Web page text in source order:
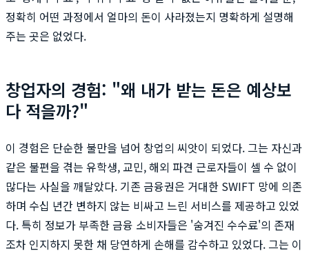
정확히 어떤 과정에서 얼마의 돈이 사라졌는지 명확하게 설명해
주는 곳은 없었다.
창업자의 경험: "왜 내가 받는 돈은 예상보
다 적을까?"
이 경험은 단순한 불만을 넘어 창업의 씨앗이 되었다. 그는 자신과
같은 불편을 겪는 유학생, 교민, 해외 파견 근로자들이 셀 수 없이
많다는 사실을 깨달았다. 기존 금융권은 거대한 SWIFT 망에 의존
하며 수십 년간 변하지 않는 비싸고 느린 서비스를 제공하고 있었
다. 특히 정보가 부족한 금융 소비자들은 '숨겨진 수수료'의 존재
조차 인지하지 못한 채 당연하게 손해를 감수하고 있었다. 그는 이